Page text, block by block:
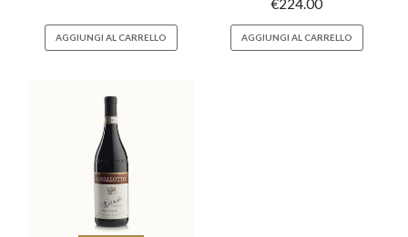
AGGIUNGI AL CARRELLO
€224.00
AGGIUNGI AL CARRELLO